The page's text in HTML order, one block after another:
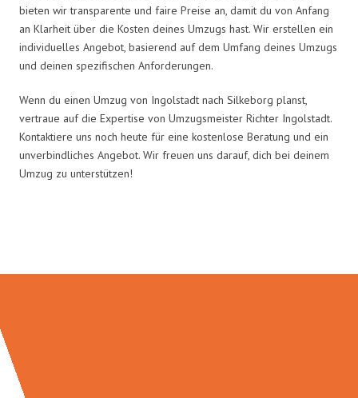
bieten wir transparente und faire Preise an, damit du von Anfang
an Klarheit über die Kosten deines Umzugs hast. Wir erstellen ein
individuelles Angebot, basierend auf dem Umfang deines Umzugs
und deinen spezifischen Anforderungen.
Wenn du einen Umzug von Ingolstadt nach Silkeborg planst,
vertraue auf die Expertise von Umzugsmeister Richter Ingolstadt.
Kontaktiere uns noch heute für eine kostenlose Beratung und ein
unverbindliches Angebot. Wir freuen uns darauf, dich bei deinem
Umzug zu unterstützen!